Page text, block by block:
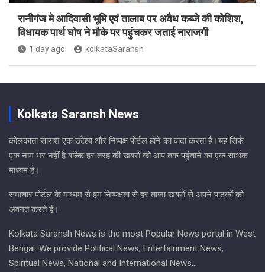
रानीगंज मे आदिवासी भूमि एवं तालाब पर अवैध कब्जे की कोशिश,
विधायक पार्थ घोष ने मौके पर पहुंचकर जताई नाराजगी
1 day ago kolkataSaransh
Kolkata Saransh News
कोलकाता सारांश एक उद्देश्य और निष्पक्ष पोर्टल होने का वादा करता है।यह सिर्फ
एक नाम भर नहीं है बल्कि हर तरह की खबरों को आप तक पहुंचाने का एक सार्थक
माध्यम है।
समाचार पोर्टल के माध्यम से हम निष्पक्षता से हर ताजा खबरों से अपने पाठकों को
अवगत करते हैं।
Kolkata Saransh News is the most Popular News portal in West
Bengal. We provide Political News, Entertainment News,
Spiritual News, National and International News….